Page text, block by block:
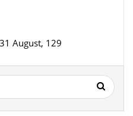
August, 129